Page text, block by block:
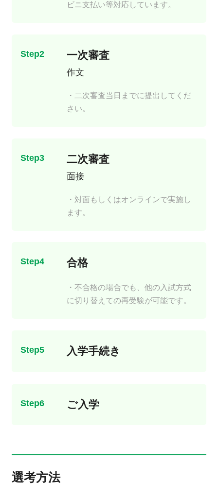
ビニ支払い等対応しています。
Step2 一次審査
作文
・二次審査当日までに提出してくだ
さい。
Step3 二次審査
面接
・対面もしくはオンラインで実施し
ます。
Step4 合格
・不合格の場合でも、他の入試方式
に切り替えての再受験が可能です。
Step5 入学手続き
Step6 ご入学
選考方法